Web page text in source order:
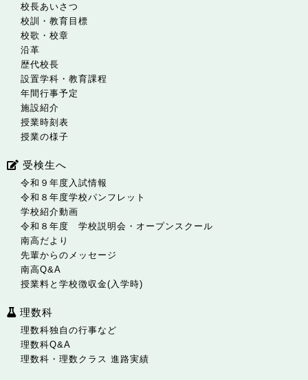
校長あいさつ
校訓・教育目標
校歌・校章
沿革
歴代校長
設置学科・教育課程
年間行事予定
施設紹介
授業時刻表
授業の様子
受検生へ
令和９年度入試情報
令和８年度学校パンフレット
学校紹介動画
令和８年度 学校説明会・オープンスクール
南高だより
先輩からのメッセージ
南高Q&A
授業料と学校徴収金(入学時)
理数科
理数科独自の行事など
理数科Q&A
理数科・理数クラス 進路実績